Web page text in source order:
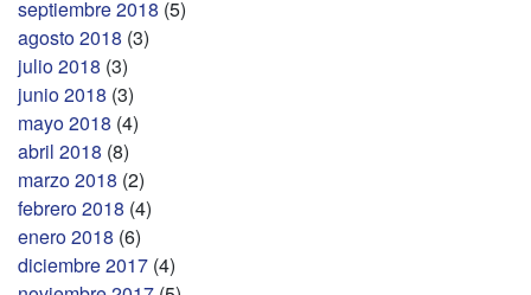
septiembre 2018 (5)
agosto 2018 (3)
julio 2018 (3)
junio 2018 (3)
mayo 2018 (4)
abril 2018 (8)
marzo 2018 (2)
febrero 2018 (4)
enero 2018 (6)
diciembre 2017 (4)